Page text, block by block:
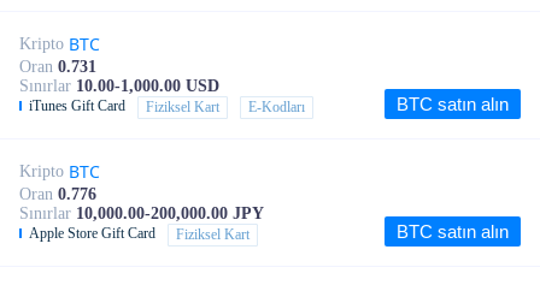
Kripto BTC
Oran 0.731
Sınırlar 10.00-1,000.00 USD
iTunes Gift Card Fiziksel Kart E-Kodları BTC satın alın
Kripto BTC
Oran 0.776
Sınırlar 10,000.00-200,000.00 JPY
Apple Store Gift Card Fiziksel Kart BTC satın alın